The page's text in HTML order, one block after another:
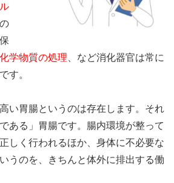
化学物質の処理 、など消化器官は常に
す。
い胃腸というのは存在します。それ
ある」胃腸です。腸内環境が整って
しく行われるほか、身体に不必要な
うのを、きちんと体外に排出する働